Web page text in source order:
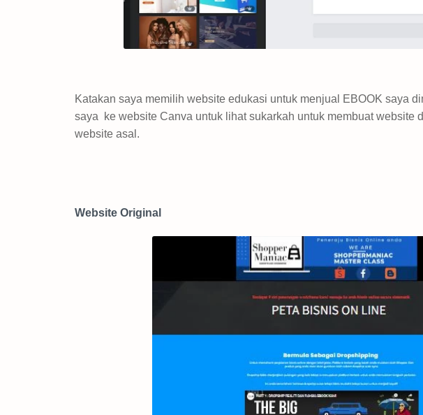
Katakan saya memilih website edukasi untuk menjual EBOOK saya
saya ke website Canva untuk lihat sukarkah untuk membuat website
website asal.
Website Original